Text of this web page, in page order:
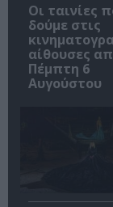
Οι ταινίες
δούμε στις
αίθουσες
Πέμπτη 6
Αυγούστου